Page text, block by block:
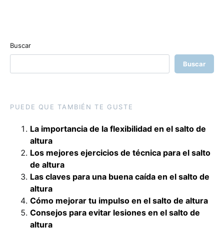
Buscar
Buscar
PUEDE QUE TAMBIÉN TE GUSTE
La importancia de la flexibilidad en el salto de
altura
Los mejores ejercicios de técnica para el salto
de altura
Las claves para una buena caída en el salto de
altura
Cómo mejorar tu impulso en el salto de altura
Consejos para evitar lesiones en el salto de
altura